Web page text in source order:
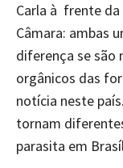
Carla à frente da
Câmara: ambas
diferença se são
orgânicos das
notícia neste
tornam
parasita em